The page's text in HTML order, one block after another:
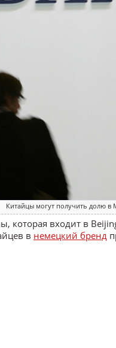
Китайцы могут получить долю в
которая входит в
в немецкий бренд